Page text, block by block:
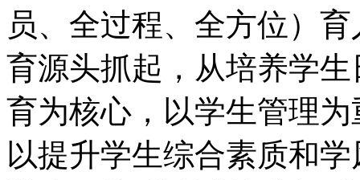
员、全过程、全方位）
育源头抓起，从培养学
育为核心，以学生管理
以提升学生综合素质和